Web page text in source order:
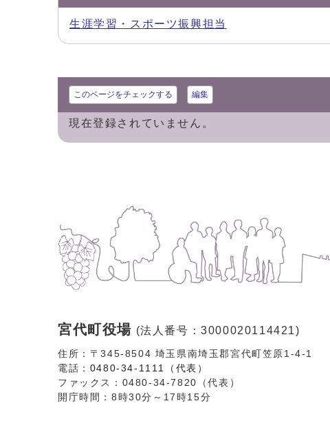
生涯学習・スポーツ振興担当
このページをチェックする 編集
現在登録されていません。
宮代町役場 (法人番号：3000020114421)
住所：〒345-8504 埼玉県南埼玉郡宮代町笠原1-4-1
電話： 0480-34-1111（代表）
ファックス：0480-34-7820（代表）
開庁時間：8時30分～17時15分